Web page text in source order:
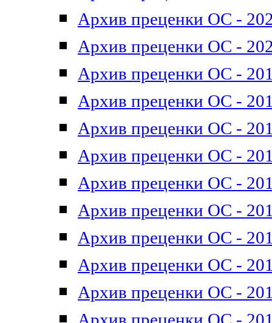
Архив преценки ОС -
Архив преценки ОС -
Архив преценки ОС -
Архив преценки ОС -
Архив преценки ОС -
Архив преценки ОС -
Архив преценки ОС -
Архив преценки ОС -
Архив преценки ОС -
Архив преценки ОС -
Архив преценки ОС -